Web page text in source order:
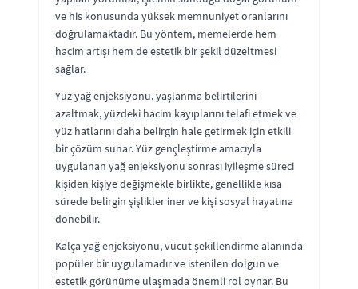
ve his konusunda yüksek memnuniyet oranlarını
doğrulamaktadır. Bu yöntem, memelerde hem
hacim artışı hem de estetik bir şekil düzeltmesi
sağlar.
Yüz yağ enjeksiyonu, yaşlanma belirtilerini
azaltmak, yüzdeki hacim kayıplarını telafi etmek ve
yüz hatlarını daha belirgin hale getirmek için etkili
bir çözüm sunar. Yüz gençleştirme amacıyla
uygulanan yağ enjeksiyonu sonrası iyileşme süreci
kişiden kişiye değişmekle birlikte, genellikle kısa
sürede belirgin şişlikler iner ve kişi sosyal hayatına
dönebilir.
Kalça yağ enjeksiyonu, vücut şekillendirme alanında
popüler bir uygulamadır ve istenilen dolgun ve
estetik görünüme ulaşmada önemli rol oynar. Bu